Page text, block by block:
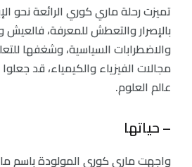
تميزت رحلة ماري كوري الرائعة نحو
بالإصرار والتعطش للمعرفة،
والاضطرابات السياسية، وشغفها
مجالات الفيزياء والكيمياء، قد
عالم العلوم.
– حياتها
واجهت ماري كوري المولودة باسم